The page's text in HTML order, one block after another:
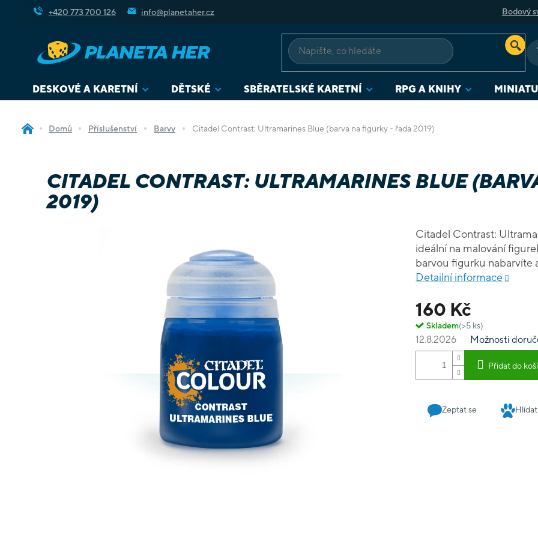
+420 773 700 126 info@planetaher.cz Bodový
DESKOVÉ A KARETNÍ DĚTSKÉ SBĚRATELSKÉ KARETNÍ RPG A KNIHY
Domů Příslušenství Barvy Citadel Contrast: Ultramarines Blue (barva na figurky - řada 2019)
CITADEL CONTRAST: ULTRAMARINES BLUE
2019)
160 Kč
Skladem(>5 ks)
12.8.2026 Možnosti
Přidat do
Citadel Contrast:
ideální na malování figurek. Vhodné na jednoduché nabarvení.
Detailní informace
Zeptat se Hlídat